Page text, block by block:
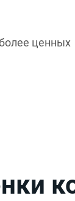
ценных